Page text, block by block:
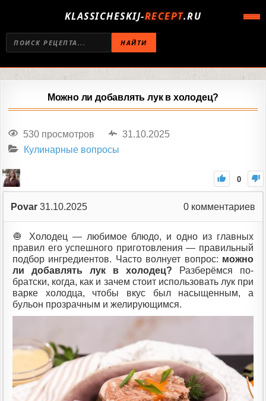
KLASSICHESKIJ-RECEPT.RU
НАЙТИ
Можно ли добавлять лук в холодец?
530 просмотров
31.10.2025
Кулинарные вопросы
0
Povar 31.10.2025 0 комментариев
🧅 Холодец — любимое блюдо, и одно из главных
правил его успешного приготовления — правильный
подбор ингредиентов. Часто волнует вопрос: можно
ли добавлять лук в холодец? Разберёмся по-
братски, когда, как и зачем стоит использовать лук при
варке холодца, чтобы вкус был насыщенным, а
бульон прозрачным и желирующимся.